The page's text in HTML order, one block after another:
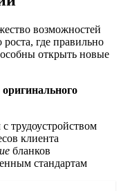
возможностей
где правильно
открыть новые
трудоустройством
клиента
бланков
стандартам